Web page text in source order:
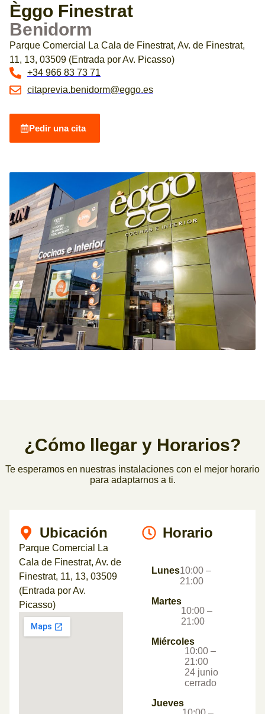
Èggo Finestrat
Benidorm
Parque Comercial La Cala de Finestrat, Av. de Finestrat,
11, 13, 03509 (Entrada por Av. Picasso)
+34 966 83 73 71
citaprevia.benidorm@eggo.es
Pedir una cita
¿Cómo llegar y Horarios?
Te esperamos en nuestras instalaciones con el mejor horario
para adaptarnos a ti.
Ubicación
Parque Comercial La
Cala de Finestrat, Av. de
Finestrat, 11, 13, 03509
(Entrada por Av.
Picasso)
Horario
Lunes10:00 –
21:00
Martes
10:00 –
21:00
Miércoles
10:00 –
21:00
24 junio
cerrado
Jueves